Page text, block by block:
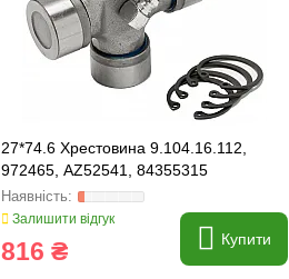
27*74.6 Хрестовина 9.104.16.112,
972465, AZ52541, 84355315
Залишити відгук
816 ₴ Купити